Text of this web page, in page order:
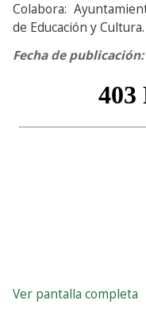
Colabora:
de Educación y Cultura.
Fecha de
Ver pantalla completa